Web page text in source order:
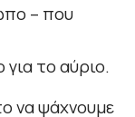
– που
το αύριο.
να ψάχνουμε